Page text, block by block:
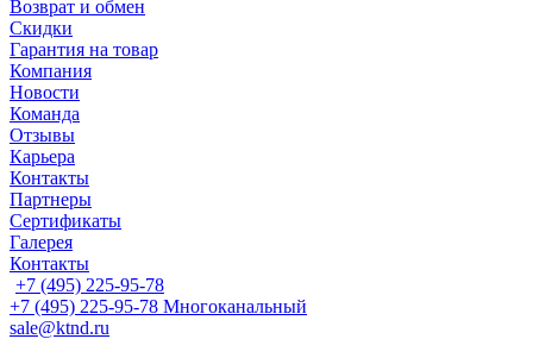
Возврат и обмен
Скидки
Гарантия на товар
Компания
Новости
Команда
Отзывы
Карьера
Контакты
Партнеры
Сертификаты
Галерея
Контакты
+7 (495) 225-95-78
+7 (495) 225-95-78 Многоканальный
sale@ktnd.ru